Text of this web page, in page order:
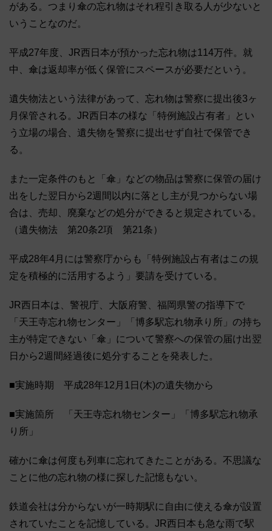
がある。つまり傘の忘れ物はそれ程引き取る人が少ないと
いうことなのだ。
平成27年度、JR西日本が預かった忘れ物は114万件。就
中、傘は返却率が低く保管にスペースが必要だという。
遺失物法という法律があって、忘れ物は警察に提出後3ヶ
月保管される。JR西日本の様な「特例施設占有者」とい
う立場の場合、遺失物を警察に提出せず自社で保管でき
る。
また一定条件のもと「傘」などの物品は警察に保管の届け
出をした翌日から2週間以内に落とし主が見つからない場
合は、売却、廃棄などの処分ができると規定されている。
（遺失物法 第20条2項 第21条）
平成28年4月には警察庁からも「特例施設占有者はこの規
定を積極的に活用するよう」要請を受けている。
JR西日本は、警視庁、大阪府警、福岡県警の指導下で
「天王寺忘れ物センター」「博多駅忘れ物承り所」の持ち
主が特定できない「傘」について警察への保管の届け出翌
日から2週間経過後に処分することを発表した。
■実施時期 平成28年12月1日(木)の遺失物から
■実施箇所 「天王寺忘れ物センター」「博多駅忘れ物承
り所」
確かに傘は何度も列車に忘れてきたことがある。不思議な
ことに他の忘れ物の様に探した記憶もない。
鉄道会社は分からないが一時期駅に自由に使える傘が設置
されていたことを記憶している。JR西日本も急な雨で駅